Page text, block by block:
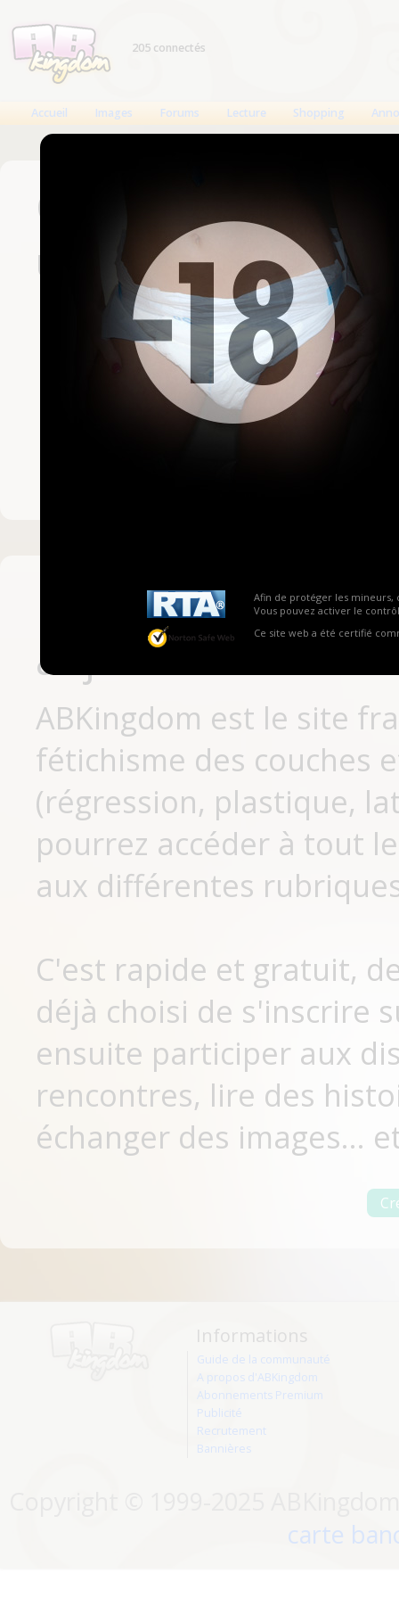
Afin de protéger les mineurs,
Vous pouvez activer le
Ce site web a été certifié
205 connectés
Accueil Images Forums Lecture Shopping
Connexion
Un compte est
Nom d'utilisateur
Mot de passe
Pas encore
aujourd'hui
ABKingdom est le site
fétichisme des couches
(régression, plastique,
pourrez accéder à tout
aux différentes
C'est rapide et gratuit,
déjà choisi de s'inscrire
ensuite participer aux
rencontres, lire des
échanger des images...
Informations
Guide de la communauté
A propos d'ABKingdom
Abonnements Premium
Publicité
Recrutement
Bannières
carte